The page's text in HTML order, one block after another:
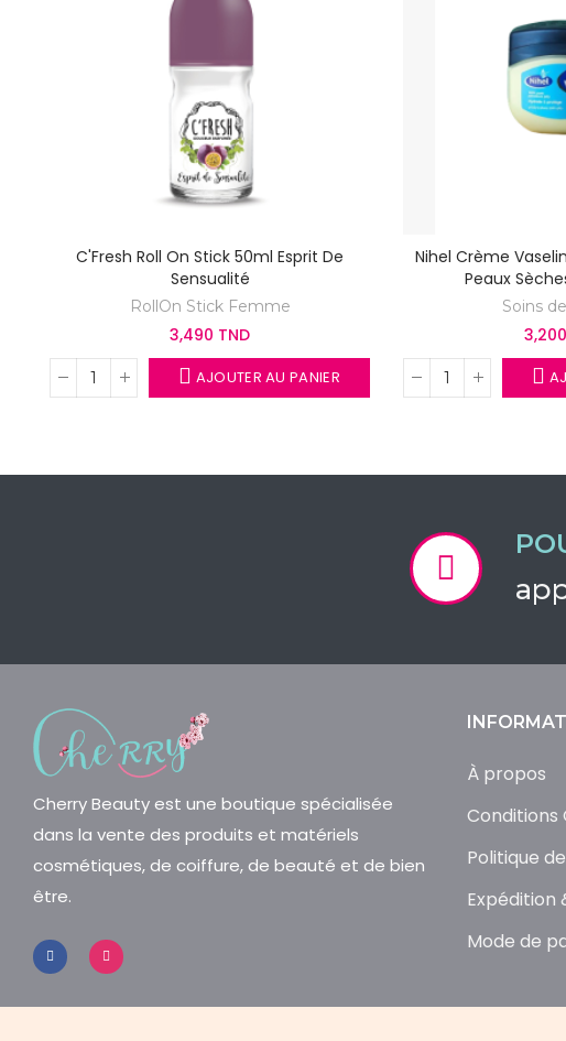
C'Fresh Roll On Stick 50ml Esprit De
Sensualité
RollOn Stick Femme
3,490 TND
AJOUTER AU PANIER
Nihel Crème
Peaux
Soins
Cherry Beauty est une boutique spécialisée
dans la vente des produits et matériels
cosmétiques, de coiffure, de beauté et de bien
être.
À propos
Conditions
Politique
Expédition
Mode de